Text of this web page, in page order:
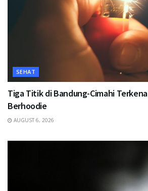
SEHAT
Tiga Titik di Bandung-Cimahi
Berhoodie
AUGUST 6, 2026